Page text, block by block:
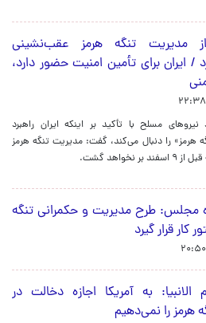
مدیریت تنگه هرمز عقب‌نشینی
/ ایران برای تأمین امنیت حضور دارد،
مسلح با تأکید بر اینکه ایران راهبرد
هرمز» را دنبال می‌کند، گفت: مدیریت تنگه هرمز
نخواهد گشت.
مجلس: طرح مدیریت و حکمرانی تنگه
کار قرار گیرد
الانبیا: به آمریکا اجازه دخالت در
هرمز را نمی‌دهیم